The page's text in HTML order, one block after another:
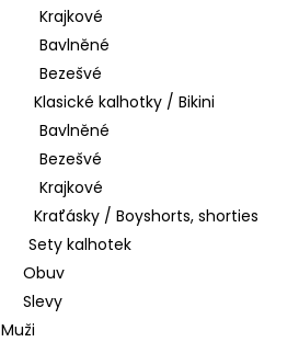
Krajkové
Bavlněné
Bezešvé
Klasické kalhotky / Bikini
Bavlněné
Bezešvé
Krajkové
Kraťásky / Boyshorts, shorties
Sety kalhotek
Obuv
Slevy
Muži